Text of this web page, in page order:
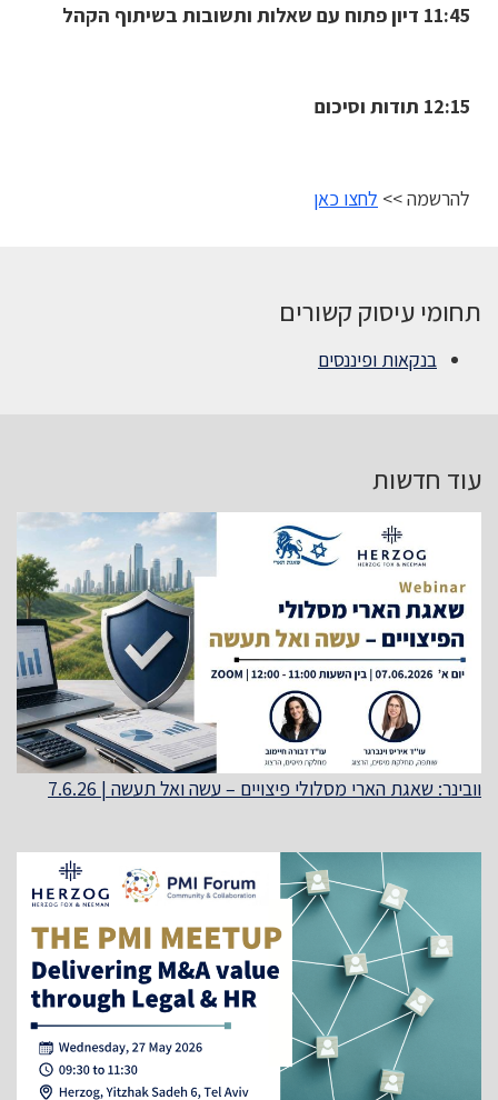
11:45 דיון פתוח עם שאלות ותשובות בשיתוף הקהל
12:15 תודות וסיכום
להרשמה >> לחצו כאן
תחומי עיסוק קשורים
בנקאות ופיננסים
עוד חדשות
וובינר: שאגת הארי מסלולי פיצויים – עשה ואל תעשה | 7.6.26